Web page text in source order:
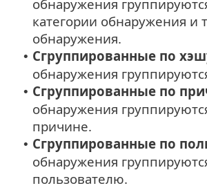
обнаружения
категории обнаружения и
обнаружения.
• Сгруппированные по
обнаружения
• Сгруппированные по
обнаружения
причине.
• Сгруппированные по
обнаружения
пользователю.